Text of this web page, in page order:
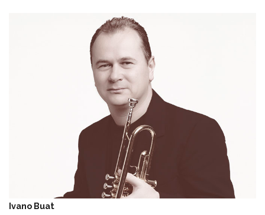
Ivano Buat